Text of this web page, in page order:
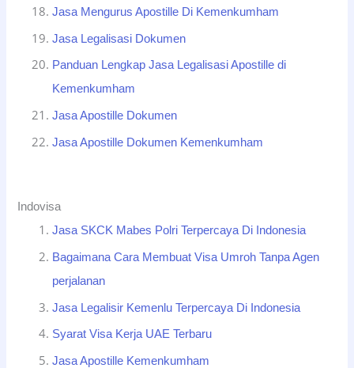
Jasa Mengurus Apostille Di Kemenkumham
Jasa Legalisasi Dokumen
Panduan Lengkap Jasa Legalisasi Apostille di
Kemenkumham
Jasa Apostille Dokumen
Jasa Apostille Dokumen Kemenkumham
Indovisa
Jasa SKCK Mabes Polri Terpercaya Di Indonesia
Bagaimana Cara Membuat Visa Umroh Tanpa Agen
perjalanan
Jasa Legalisir Kemenlu Terpercaya Di Indonesia
Syarat Visa Kerja UAE Terbaru
Jasa Apostille Kemenkumham